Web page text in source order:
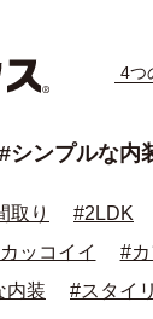
4つ
#シンプルな内
取り #2LDK
ッコイイ #
内装 #スタイ